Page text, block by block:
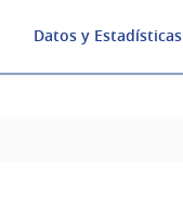
Datos y Estadísticas